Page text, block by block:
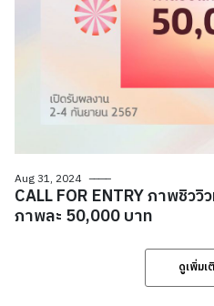
Aug 31, 2024
CALL FOR ENTRY ภาพชิ
ภาพละ 50,000 บาท
ดูเพิ่มเ